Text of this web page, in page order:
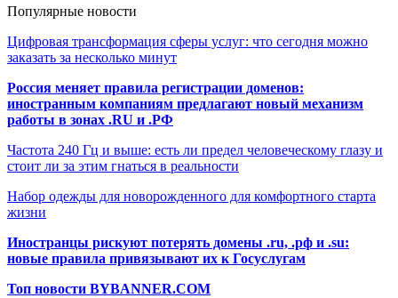
Популярные новости
Цифровая трансформация сферы услуг: что сегодня можно
заказать за несколько минут
Россия меняет правила регистрации доменов:
иностранным компаниям предлагают новый механизм
работы в зонах .RU и .РФ
Частота 240 Гц и выше: есть ли предел человеческому глазу и
стоит ли за этим гнаться в реальности
Набор одежды для новорожденного для комфортного старта
жизни
Иностранцы рискуют потерять домены .ru, .рф и .su:
новые правила привязывают их к Госуслугам
Топ новости BYBANNER.COM